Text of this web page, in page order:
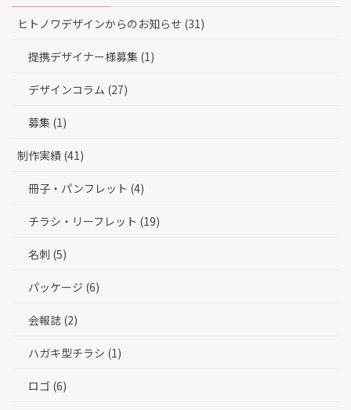
ヒトノワデザインからのお知らせ (31)
提携デザイナー様募集 (1)
デザインコラム (27)
募集 (1)
制作実績 (41)
冊子・パンフレット (4)
チラシ・リーフレット (19)
名刺 (5)
パッケージ (6)
会報誌 (2)
ハガキ型チラシ (1)
ロゴ (6)